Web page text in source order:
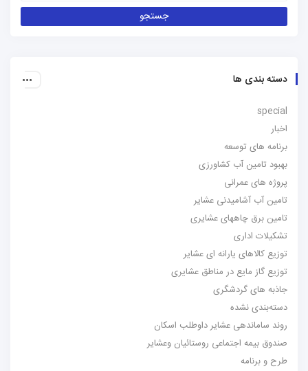
دسته بندی ها
special
اخبار
برنامه های توسعه
بهبود تامین آب کشاورزی
پروژه های عمرانی
تامین آب آشامیدنی عشایر
تامین برق چاههای عشایری
تشکیلات اداری
توزیع کالاهای یارانه ای عشایر
توزیع گاز مایع در مناطق عشایری
جاذبه های گردشگری
دسته‌بندی نشده
روند ساماندهی عشایر داوطلب اسکان
صندوق بیمه اجتماعی روستائیان وعشایر
طرح و برنامه